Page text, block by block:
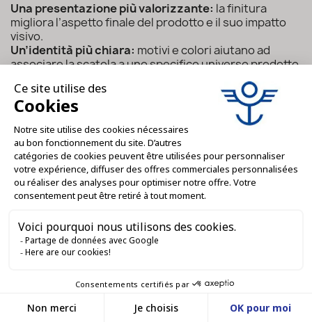
Una presentazione più valorizzante: la finitura
migliora l’aspetto finale del prodotto e il suo impatto
visivo.
Un’identità più chiara: motivi e colori aiutano ad
associare la scatola a uno specifico universo prodotto.
biscotti, tè, caffè, dolci, prodotti sfusi,
confezioni regalo o decorazione.
Una soluzione riutilizzabile:
la scatola metallica può
essere conservata, riutilizzata o esposta come
oggetto decorativo.
Uso domestico e professionale:
adatte a privati, artigiani, marchi alimentari e negozi.
A cosa servono le
scatole metalliche per
finitura?
Le scatole metalliche per finitura rispondono
stoccaggio e valorizzazione del prodotto.